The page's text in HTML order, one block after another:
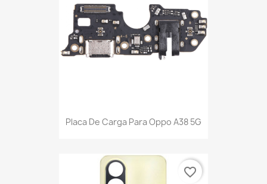
Placa De Carga Para Oppo A38 5G
favorite_border